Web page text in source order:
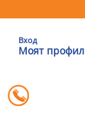
Вход
Моят профил